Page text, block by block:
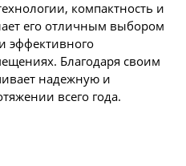
компактность и
его отличным выбором
эффективного
Благодаря своим
надежную и
всего года.